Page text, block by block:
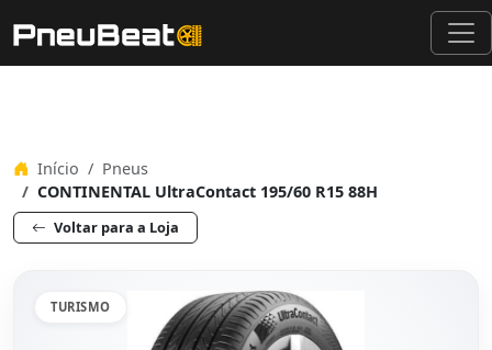
Início
Pneus
CONTINENTAL UltraContact 195/60 R15 88H
Voltar para a Loja
TURISMO